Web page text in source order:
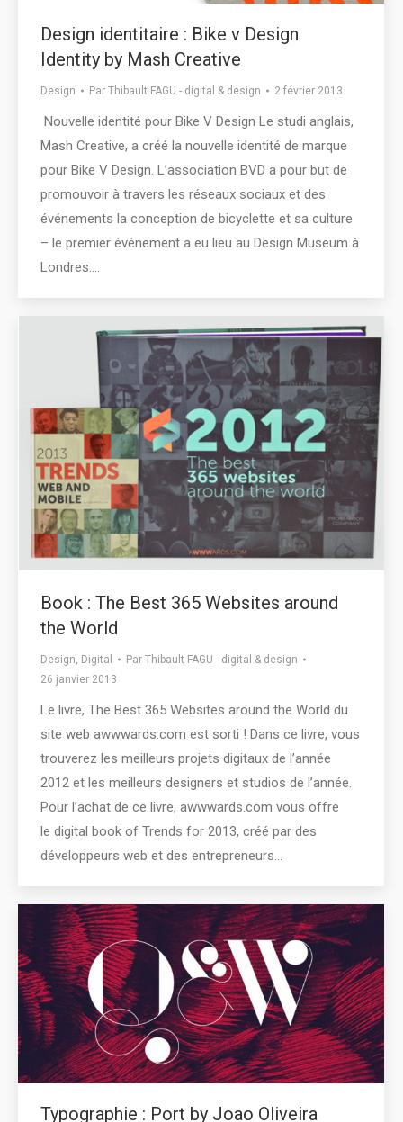
Design identitaire : Bike v Design
Identity by Mash Creative
Design Par Thibault FAGU - digital & design 2 février 2013
Nouvelle identité pour Bike V Design Le studi anglais,
Mash Creative, a créé la nouvelle identité de marque
pour Bike V Design. L’association BVD a pour but de
promouvoir à travers les réseaux sociaux et des
événements la conception de bicyclette et sa culture
– le premier événement a eu lieu au Design Museum à
Londres.…
Book : The Best 365 Websites around
the World
Design, Digital Par Thibault FAGU - digital & design
26 janvier 2013
Le livre, The Best 365 Websites around the World du
site web awwwards.com est sorti ! Dans ce livre, vous
trouverez les meilleurs projets digitaux de l’année
2012 et les meilleurs designers et studios de l’année.
Pour l’achat de ce livre, awwwards.com vous offre
le digital book of Trends for 2013, créé par des
développeurs web et des entrepreneurs…
Typographie : Port by Joao Oliveira